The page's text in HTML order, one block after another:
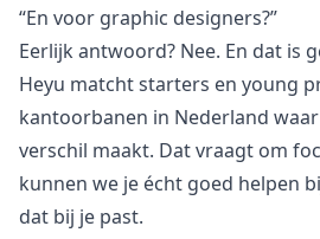
“En voor graphic designers?”
Eerlijk antwoord? Nee. En dat is
Heyu matcht starters en young
kantoorbanen in Nederland
verschil maakt. Dat vraagt om
kunnen we je écht goed helpen
dat bij je past.